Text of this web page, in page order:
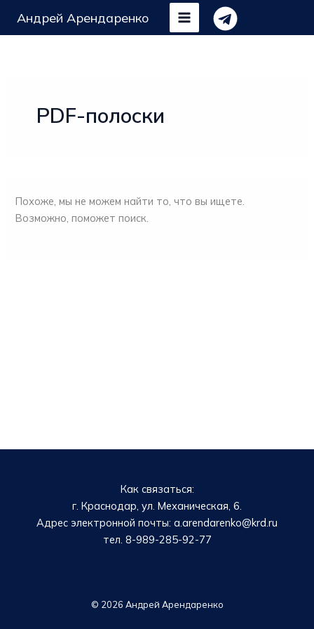
Андрей Арендаренко
PDF-полоски
Похоже, мы не можем найти то, что вы ищете.
Возможно, поможет поиск.
Как связаться:
г. Краснодар, ул. Механическая, 6.
Адрес электронной почты: a.arendarenko@krd.ru
тел. 8-989-285-92-77
© 2026 Андрей Арендаренко